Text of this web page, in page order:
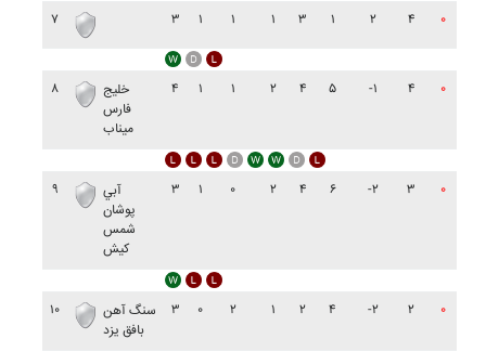
۷ ۳ ۱ ۱ ۱ ۳ ۱ ۲ ۴ ۰
۸
خليج
فارس
ميناب
۴ ۱ ۱ ۲ ۴ ۵ -۱ ۴ ۰
۹
آبي
پوشان
شمس
کيش
۳ ۱ ۰ ۲ ۴ ۶ -۲ ۳ ۰
۱۰
سنگ آهن
بافق يزد
۳ ۰ ۲ ۱ ۲ ۴ -۲ ۲ ۰